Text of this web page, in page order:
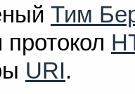
Тим
URI.